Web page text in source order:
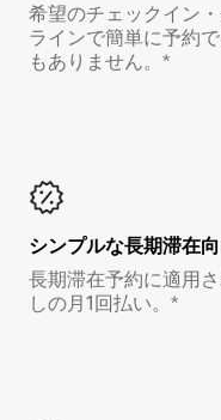
希望のチェックイン
ラインで簡単に予約
もありません。*
シンプルな長期滞在
長期滞在予約に適用
しの月1回払い。*